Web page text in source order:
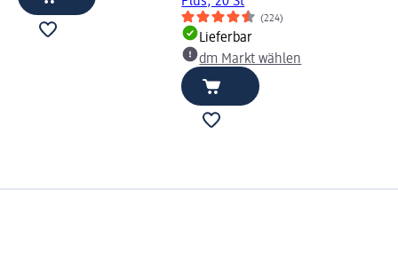
(224)
Lieferbar
dm Markt wählen